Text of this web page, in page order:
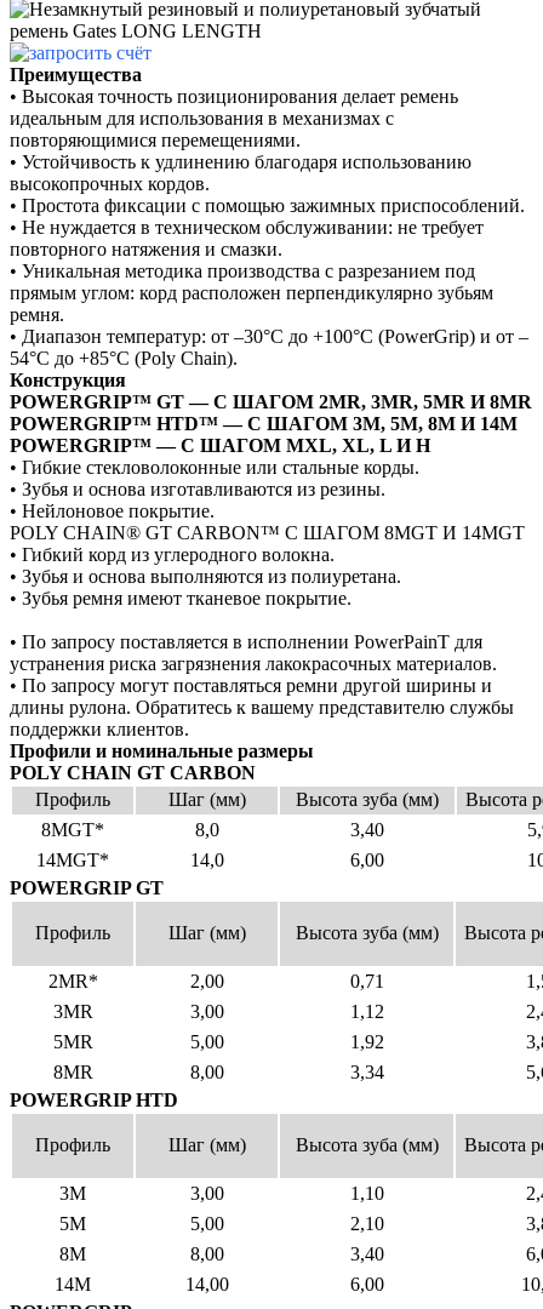
Преимущества
• Высокая точность позиционирования делает ремень
идеальным для использования в механизмах с
повторяющимися перемещениями.
• Устойчивость к удлинению благодаря использованию
высокопрочных кордов.
• Простота фиксации с помощью зажимных приспособлений.
• Не нуждается в техническом обслуживании: не требует
повторного натяжения и смазки.
• Уникальная методика производства с разрезанием под
прямым углом: корд расположен перпендикулярно зубьям
ремня.
• Диапазон температур: от –30°C до +100°C (PowerGrip) и от –
54°C до +85°C (Poly Chain).
Конструкция
POWERGRIP™ GT — С ШАГОМ 2MR, 3MR, 5MR И 8MR
POWERGRIP™ HTD™ — С ШАГОМ 3M, 5M, 8M И 14M
POWERGRIP™ — С ШАГОМ MXL, XL, L И H
• Гибкие стекловолоконные или стальные корды.
• Зубья и основа изготавливаются из резины.
• Нейлоновое покрытие.
POLY CHAIN® GT CARBON™ С ШАГОМ 8MGT И 14MGT
• Гибкий корд из углеродного волокна.
• Зубья и основа выполняются из полиуретана.
• Зубья ремня имеют тканевое покрытие.
• По запросу поставляется в исполнении PowerPainT для
устранения риска загрязнения лакокрасочных материалов.
• По запросу могут поставляться ремни другой ширины и
длины рулона. Обратитесь к вашему представителю службы
поддержки клиентов.
Профили и номинальные размеры
POLY CHAIN GT CARBON
Профиль
Шаг (мм) Высота зуба (мм)
Высота
8MGT*
8,0 3,40
14MGT*
14,0 6,00
POWERGRIP GT
Профиль Шаг (мм) Высота зуба (мм) Высота
2MR* 2,00 0,71
3MR
3,00 1,12
5MR
5,00 1,92
8MR
8,00 3,34
POWERGRIP HTD
Профиль Шаг (мм) Высота зуба (мм) Высота
3M 3,00 1,10
5M
5,00 2,10
8M
8,00 3,40
14M
14,00 6,00